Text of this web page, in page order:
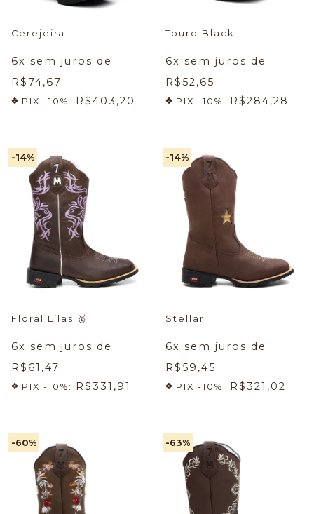
Cerejeira
6x sem juros de
R$74,67
PIX -10%: R$403,20
Touro Black
6x sem juros de
R$52,65
PIX -10%: R$284,28
-14%
Floral Lilas 🥇
6x sem juros de
R$61,47
PIX -10%: R$331,91
-14%
Stellar
6x sem juros de
R$59,45
PIX -10%: R$321,02
-60% -63%